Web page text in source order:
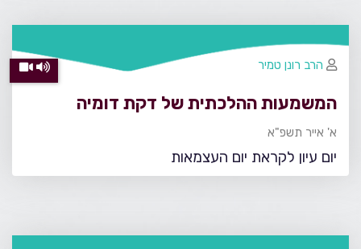
המשמעות ההלכתית של דקת דומיה
א' אייר תשפ"א
יום עיון לקראת יום העצמאות
הרב רונן טמיר